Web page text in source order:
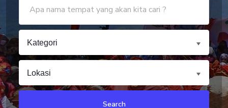
Kategori
Lokasi
Search